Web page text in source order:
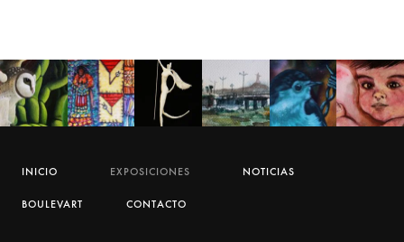
INICIO EXPOSICIONES NOTICIAS
BOULEVART CONTACTO